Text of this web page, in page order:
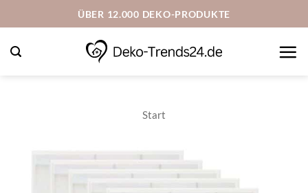
Inhalt
springen
ÜBER 12.000 DEKO-PRODUKTE
Start